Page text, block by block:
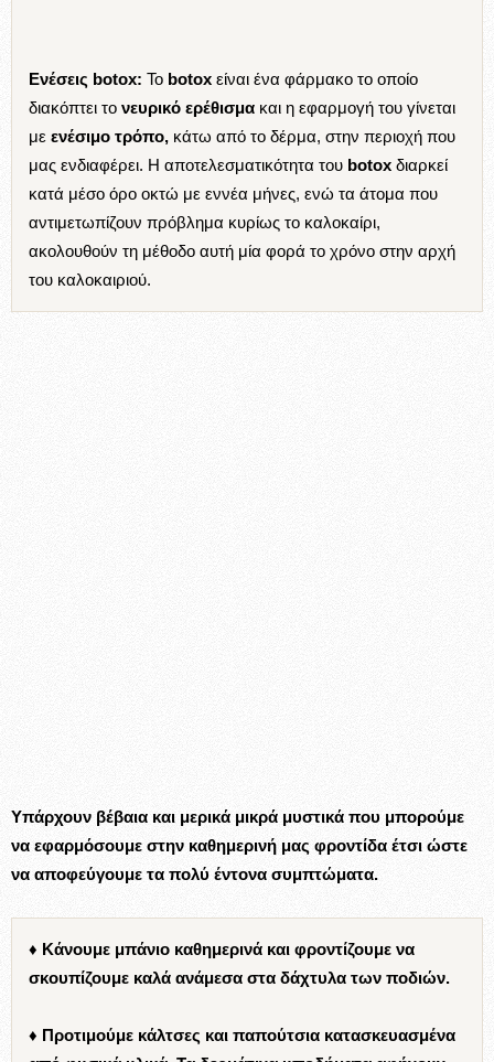
Ενέσεις botox: Το botox είναι ένα φάρμακο το οποίο
διακόπτει το νευρικό ερέθισμα και η εφαρμογή του γίνεται
με ενέσιμο τρόπο, κάτω από το δέρμα, στην περιοχή που
μας ενδιαφέρει. Η αποτελεσματικότητα του botox διαρκεί
κατά μέσο όρο οκτώ με εννέα μήνες, ενώ τα άτομα που
αντιμετωπίζουν πρόβλημα κυρίως το καλοκαίρι,
ακολουθούν τη μέθοδο αυτή μία φορά το χρόνο στην αρχή
του καλοκαιριού.
Υπάρχουν βέβαια και μερικά μικρά μυστικά που μπορούμε
να εφαρμόσουμε στην καθημερινή μας φροντίδα έτσι ώστε
να αποφεύγουμε τα πολύ έντονα συμπτώματα.
♦ Κάνουμε μπάνιο καθημερινά και φροντίζουμε να
σκουπίζουμε καλά ανάμεσα στα δάχτυλα των ποδιών.
♦ Προτιμούμε κάλτσες και παπούτσια κατασκευασμένα